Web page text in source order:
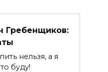
Гребенщиков:
нельзя, а я
буду!